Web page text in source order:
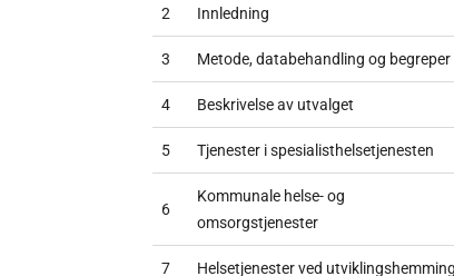
2 Innledning
3 Metode, databehandling og begreper
4 Beskrivelse av utvalget
5 Tjenester i spesialisthelsetjenesten
6
Kommunale helse- og
omsorgstjenester
7 Helsetjenester ved utviklingshemming